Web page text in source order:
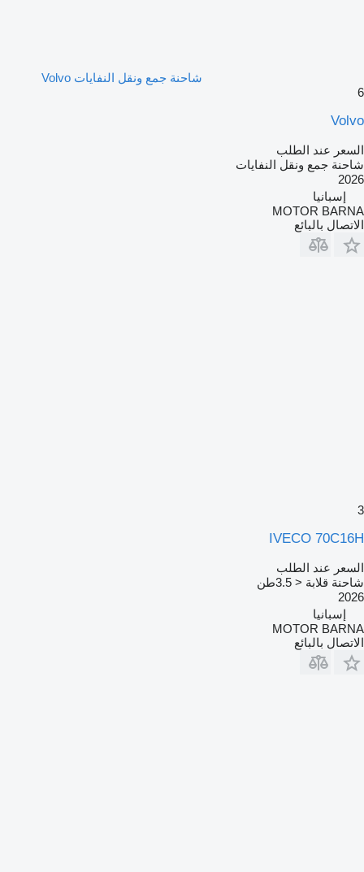
شاحنة جمع ونقل النفايات Volvo
6
Volvo
السعر عند الطلب
شاحنة جمع ونقل النفايات
2026
إسبانيا
MOTOR BARNA
الاتصال بالبائع
3
IVECO 70C16H
السعر عند الطلب
شاحنة قلابة < 3.5طن
2026
إسبانيا
MOTOR BARNA
الاتصال بالبائع